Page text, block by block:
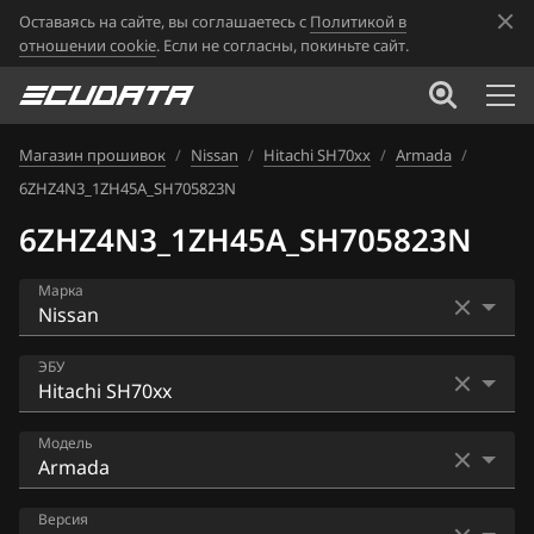
Оставаясь на сайте, вы соглашаетесь с Политикой в
отношении cookie. Если не согласны, покиньте сайт.
Магазин прошивок / Nissan / Hitachi SH70xx / Armada /
6ZHZ4N3_1ZH45A_SH705823N
6ZHZ4N3_1ZH45A_SH705823N
Марка
Acura
Alfa Romeo
ATLAS
ЭБУ
Bosch EDC16CP33
Bosch EDC17C84
Модель
AD
Версия